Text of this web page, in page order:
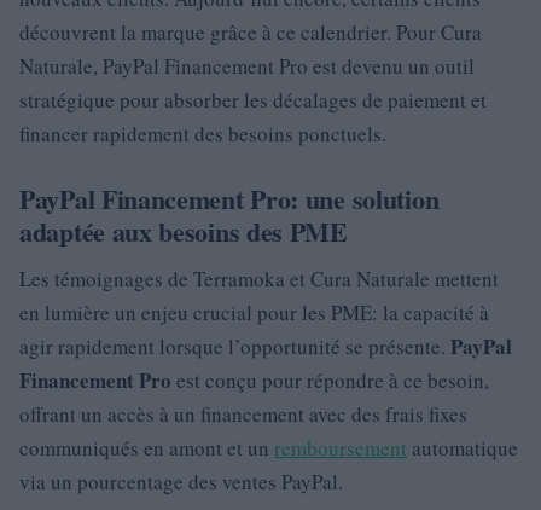
découvrent la marque grâce à ce calendrier. Pour Cura
Naturale, PayPal Financement Pro est devenu un outil
stratégique pour absorber les décalages de paiement et
financer rapidement des besoins ponctuels.
PayPal Financement Pro: une solution
adaptée aux besoins des PME
Les témoignages de Terramoka et Cura Naturale mettent
en lumière un enjeu crucial pour les PME: la capacité à
agir rapidement lorsque l’opportunité se présente. PayPal
Financement Pro est conçu pour répondre à ce besoin,
offrant un accès à un financement avec des frais fixes
communiqués en amont et un remboursement automatique
via un pourcentage des ventes PayPal.